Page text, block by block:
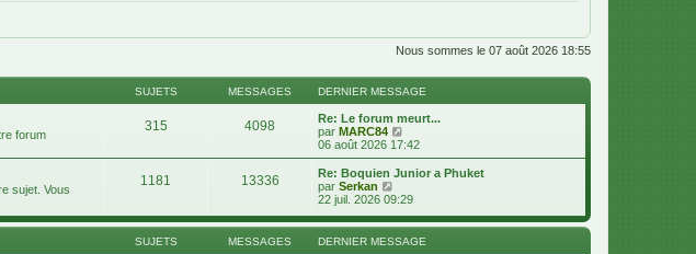
Nous sommes le 07 août 2026 18:55
SUJETS MESSAGES DERNIER MESSAGE
forum
315 4098
Re: Le forum meurt...
par MARC84
o
i
r
e
e
r
n
06 août 2026 17:42
sujet. Vous
1181 13336
Re: Boquien Junior a Phuket
par Serkan
o
r
l
22 juil. 2026 09:29
SUJETS MESSAGES DERNIER MESSAGE